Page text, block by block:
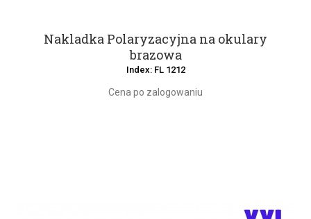
Nakladka Polaryzacyjna na okulary
brazowa
Index: FL 1212
Cena po zalogowaniu